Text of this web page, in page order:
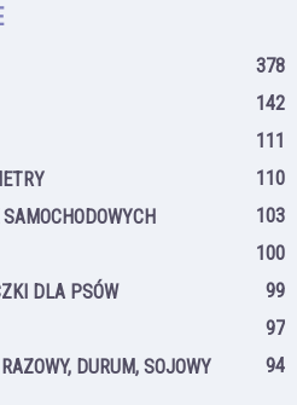
378
142
111
110
103
100
DLA PSÓW
99
97
DURUM, SOJOWY
94